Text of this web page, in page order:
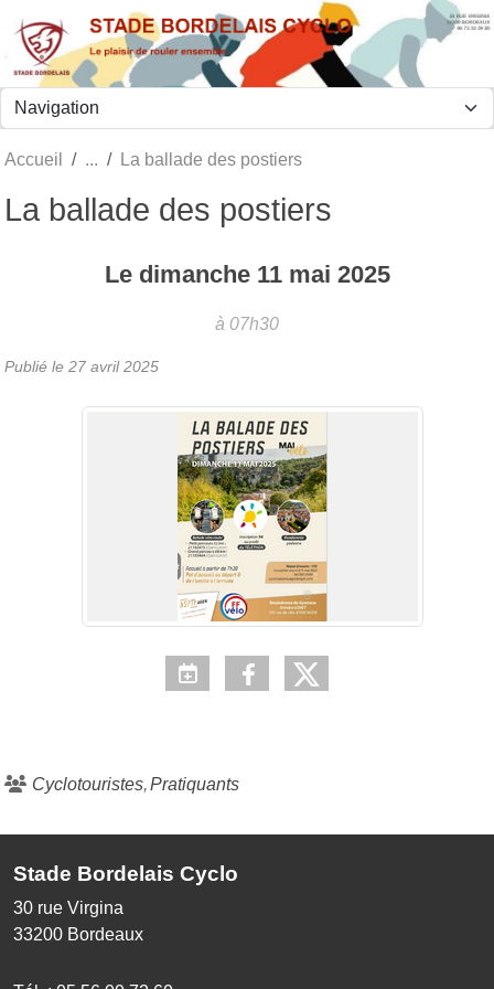
Accueil La ballade des postiers
La ballade des postiers
Le dimanche 11 mai 2025
à 07h30
Publié le 27 avril 2025
Cyclotouristes Pratiquants
Stade Bordelais Cyclo
30 rue Virgina
33200 Bordeaux
Panneau de gestion des cookies